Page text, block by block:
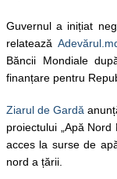
Guvernul a inițiat
relatează
Băncii Mondiale
finanțare pentru
Ziarul de Gardă
proiectului „Apă
acces la sur­se de
nord a țării.